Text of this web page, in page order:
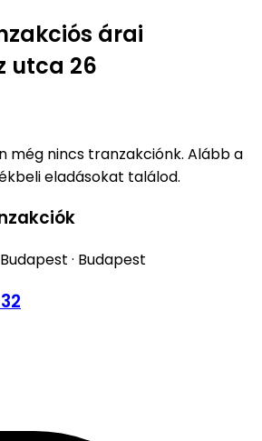
árai
utca 26
még nincs tranzakciónk. Alább a
eladásokat találod.
Budapest · Budapest